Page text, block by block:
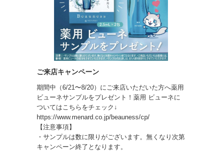
ご来店キャンペーン
期間中（6/21〜8/20）にご来店いただいた方へ薬用
ビューネサンプルをプレゼント！薬用 ビューネに
ついてはこちらをチェック↓
https://www.menard.co.jp/beauness/cp/
【注意事項】
・サンプルは数に限りがございます。無くなり次第
キャンペーン終了となります。